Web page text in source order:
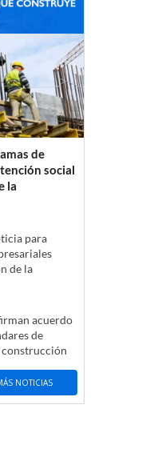
de
social
la
para
de la
acuerdo
de
NOTICIAS